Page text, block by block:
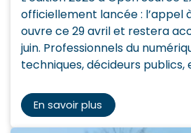
officiellement lancée : l’appel
ouvre ce 29 avril et restera
juin. Professionnels du
techniques, décideurs
En savoir plus